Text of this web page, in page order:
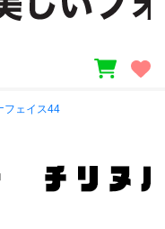
フェイス44